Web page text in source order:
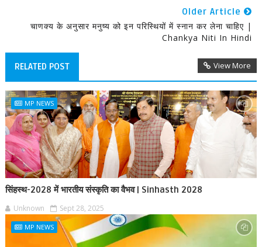
Older Article
चाणक्य के अनुसार मनुष्य को इन परिस्थियों में स्नान कर लेना चाहिए |
Chankya Niti In Hindi
RELATED POST View More
MP NEWS
सिंहस्थ-2028 में भारतीय संस्कृति का वैभव | Sinhasth 2028
Unknown Sept 28, 2025
MP NEWS